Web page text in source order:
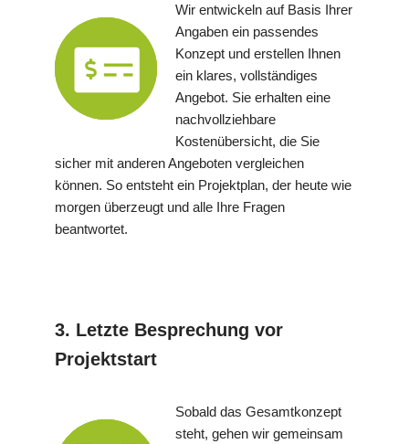
Wir entwickeln auf Basis Ihrer
Angaben ein passendes
Konzept und erstellen Ihnen
ein klares, vollständiges
Angebot. Sie erhalten eine
nachvollziehbare
Kostenübersicht, die Sie
sicher mit anderen Angeboten vergleichen
können. So entsteht ein Projektplan, der heute wie
morgen überzeugt und alle Ihre Fragen
beantwortet.
3. Letzte Besprechung vor
Projektstart
Sobald das Gesamtkonzept
steht, gehen wir gemeinsam